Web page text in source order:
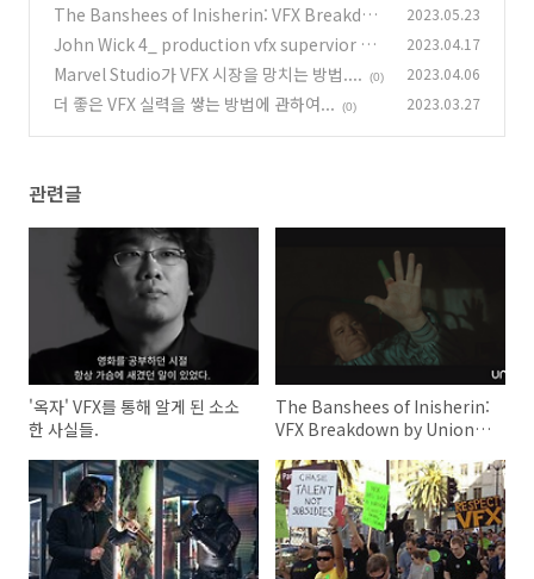
The Banshees of Inisherin: VFX Breakdow
n by Union VFX
(0)
2023.05.23
John Wick 4_ production vfx supervior 인
텨뷰
(0)
2023.04.17
Marvel Studio가 VFX 시장을 망치는 방법.... (0) 2023.04.06
더 좋은 VFX 실력을 쌓는 방법에 관하여... (0) 2023.03.27
관련글
'옥자' VFX를 통해 알게 된 소소
한 사실들.
The Banshees of Inisherin:
VFX Breakdown by Union